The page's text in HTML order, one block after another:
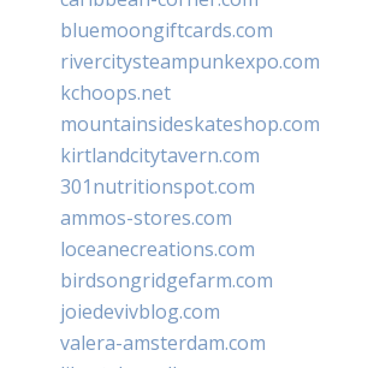
bluemoongiftcards.com
rivercitysteampunkexpo.com
kchoops.net
mountainsideskateshop.com
kirtlandcitytavern.com
301nutritionspot.com
ammos-stores.com
loceanecreations.com
birdsongridgefarm.com
joiedevivblog.com
valera-amsterdam.com